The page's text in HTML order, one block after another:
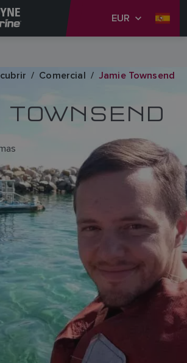
EUR
Comercial Jamie Townsend
TOWNSEND